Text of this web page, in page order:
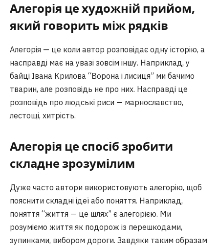
Алегорія це художній прийом,
який говорить між рядків
Алегорія — це коли автор розповідає одну історію, а
насправді має на увазі зовсім іншу. Наприклад, у
байці Івана Крилова “Ворона і лисиця” ми бачимо
тварин, але розповідь не про них. Насправді це
розповідь про людські риси — марнославство,
лестощі, хитрість.
Алегорія це спосіб зробити
складне зрозумілим
Дуже часто автори використовують алегорію, щоб
пояснити складні ідеї або поняття. Наприклад,
поняття “життя — це шлях” є алегорією. Ми
розуміємо життя як подорож із перешкодами,
зупинками, вибором дороги. Завдяки таким образам